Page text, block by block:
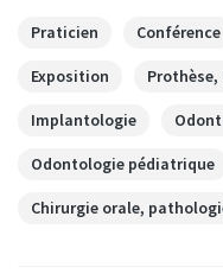
Praticien Conférence
Exposition Prothèse,
Implantologie
Odontologie pédiatrique
Chirurgie orale,